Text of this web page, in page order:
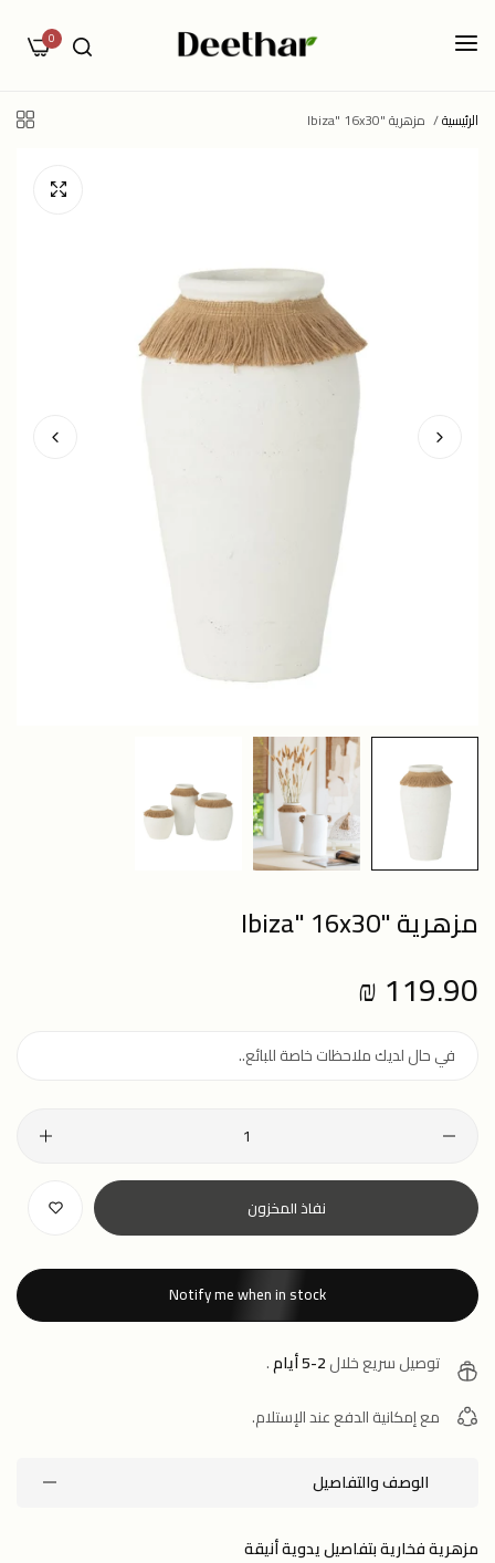
0
الرئيسية/ مزهرية "Ibiza" 16x30
مزهرية "Ibiza" 16x30
Regular
price
119.90 ₪
نفاذ المخزون
Notify me when in stock
توصيل سريع خلال2-5 أيام
.
مع إمكانية الدفع عند الإستلام.
الوصف والتفاصيل
مزهرية فخارية بتفاصيل يدوية أنيقة